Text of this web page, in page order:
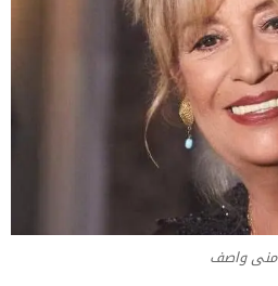
منى واصف